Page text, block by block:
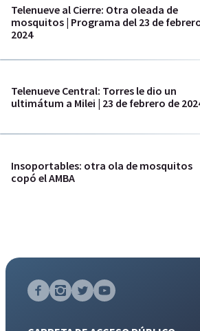
Telenueve al Cierre: Otra oleada de
mosquitos | Programa del 23 de
2024
Telenueve Central: Torres le dio un
ultimátum a Milei | 23 de febrero de
Insoportables: otra ola de mosquitos
copó el AMBA